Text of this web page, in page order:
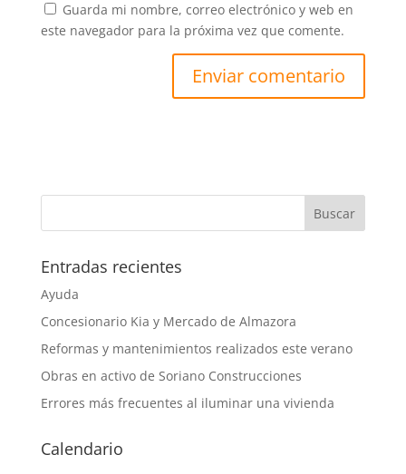
Guarda mi nombre, correo electrónico y web en
este navegador para la próxima vez que comente.
Entradas recientes
Ayuda
Concesionario Kia y Mercado de Almazora
Reformas y mantenimientos realizados este verano
Obras en activo de Soriano Construcciones
Errores más frecuentes al iluminar una vivienda
Calendario